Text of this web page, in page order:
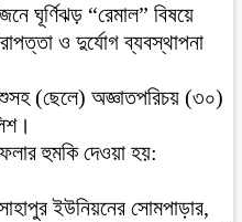
ঘূর্ণিঝড় “রেমাল” বিষয়ে
ও দুর্যোগ ব্যবস্থাপনা
(ছেলে) অজ্ঞাতপরিচয় (৩০)
হুমকি দেওয়া হয়:
ইউনিয়নের সোমপাড়ার,